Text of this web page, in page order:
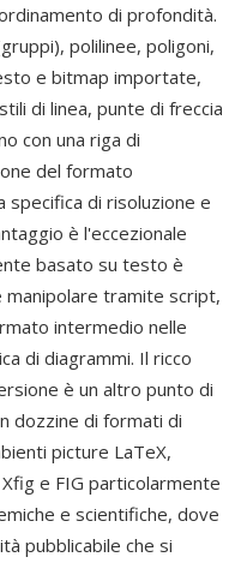
di profondità.
polilinee, poligoni,
e bitmap importate,
di linea, punte di freccia
con una riga di
del formato
specifica di risoluzione e
è l'eccezionale
basato su testo è
manipolare tramite script,
intermedio nelle
di diagrammi. Il ricco
è un altro punto di
dozzine di formati di
picture LaTeX,
e FIG particolarmente
e scientifiche, dove
pubblicabile che si